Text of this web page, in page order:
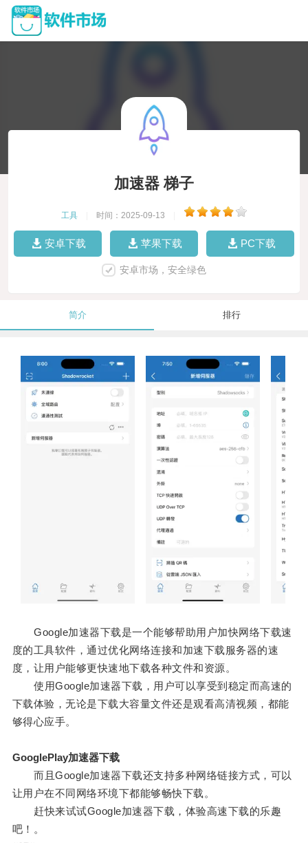
加速器 梯子
工具 时间：2025-09-13
安卓下载 苹果下载 PC下载
安卓市场，安全绿色
简介 排行
Google加速器下载是一个能够帮助用户加快网络下载速
度的工具软件，通过优化网络连接和加速下载服务器的速
度，让用户能够更快速地下载各种文件和资源。
使用Google加速器下载，用户可以享受到稳定而高速的
下载体验，无论是下载大容量文件还是观看高清视频，都能
够得心应手。
GooglePlay加速器下载
而且Google加速器下载还支持多种网络链接方式，可以
让用户在不同网络环境下都能够畅快下载。
赶快来试试Google加速器下载，体验高速下载的乐趣
吧！。